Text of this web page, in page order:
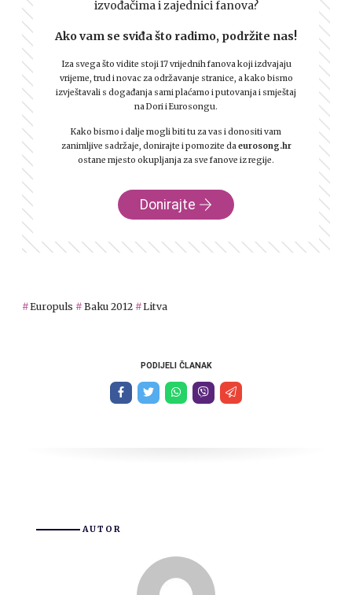
izvođačima i zajednici fanova?
Ako vam se sviđa što radimo, podržite nas!
Iza svega što vidite stoji 17 vrijednih fanova koji izdvajaju
vrijeme, trud i novac za održavanje stranice, a kako bismo
izvještavali s događanja sami plaćamo i putovanja i smještaj
na Dori i Eurosongu.
Kako bismo i dalje mogli biti tu za vas i donositi vam
zanimljive sadržaje, donirajte i pomozite daeurosong.hr
ostane mjesto okupljanja za sve fanove iz regije.
Donirajte
Europuls Baku 2012 Litva
PODIJELI ČLANAK
AUTOR